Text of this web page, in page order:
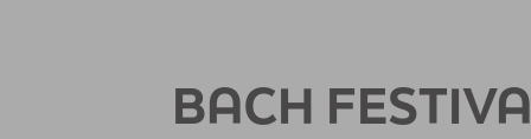
BACH